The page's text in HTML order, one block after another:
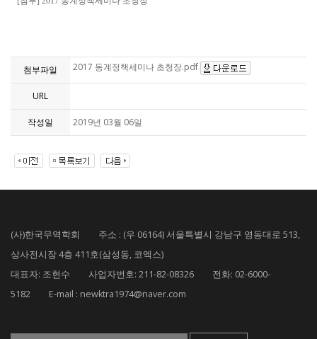
첨부파일 2017 동계정책세미나 초청장.pdf
URL
작성일 2019년 03월 06일
(사)한국무역학회 주소 : (우 06164) 서울특별시 강남구 영동대로 513,
상사전시장 4층 411호(삼성동, 코엑스)
대표자: 조현수 사업자번호: 211-82-08326 전화: 02-6000-
5182 E-mail : newktra1974@naver.com